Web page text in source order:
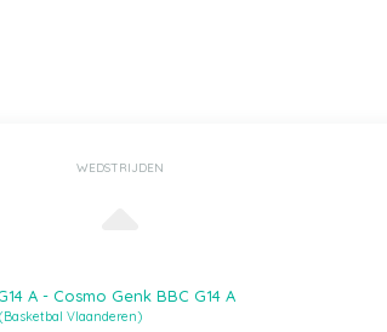
WEDSTRIJDEN
A - Cosmo Genk BBC G14 A
(Basketbal Vlaanderen)